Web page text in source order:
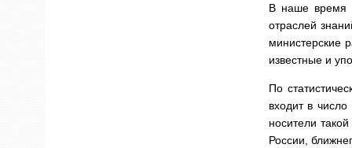
В наше время
отраслей
министерские
известные и
По
входит в
носители
России,